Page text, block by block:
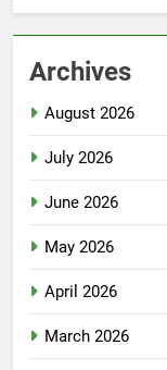
Archives
August 2026
July 2026
June 2026
May 2026
April 2026
March 2026